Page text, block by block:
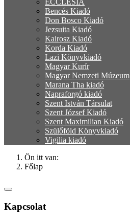
Bencés Kiadó
Don Bosco Kiadó
Jezsuita Kiadó
Kairosz Kiadó
Korda Kiadó
Lazi Könyvkiadó
Magyar Kurír
Magyar Nemzeti Múzeum
Marana Tha kiadó
Napraforgó kiadó
Szent István Társulat
Szent József Kiadó
Szent Maximilian Kiadó
Szülőföld Könyvkiadó
Vigilia kiadó
Ön itt van:
Főlap
Kapcsolat